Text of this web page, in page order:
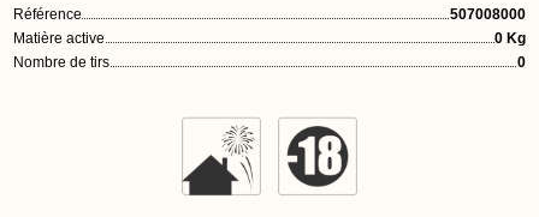
Référence
507008000
Matière active
0 Kg
Nombre de tirs
0